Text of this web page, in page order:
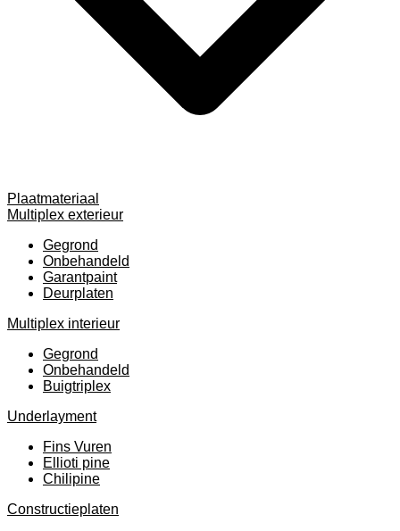
Plaatmateriaal
Multiplex exterieur
Gegrond
Onbehandeld
Garantpaint
Deurplaten
Multiplex interieur
Gegrond
Onbehandeld
Buigtriplex
Underlayment
Fins Vuren
Ellioti pine
Chilipine
Constructieplaten